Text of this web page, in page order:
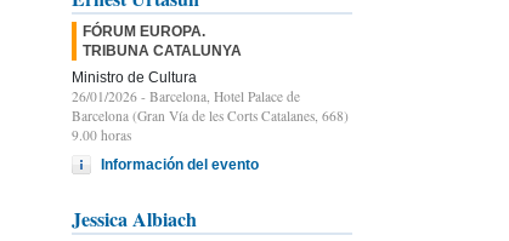
FÓRUM EUROPA.
TRIBUNA CATALUNYA
Ministro de Cultura
26/01/2026 - Barcelona, Hotel Palace de
Barcelona (Gran Vía de les Corts Catalanes, 668)
9.00 horas
Información del evento
Jessica Albiach